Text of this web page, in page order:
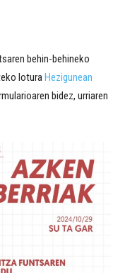
behin-behineko
loturaHezigunean
bidez, urriaren